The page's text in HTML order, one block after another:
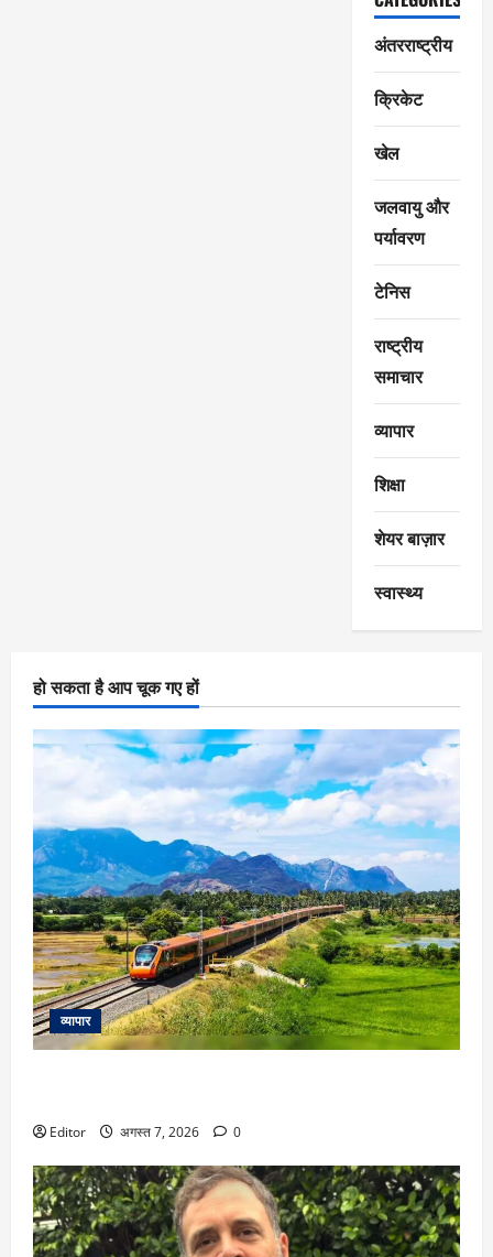
अंतरराष्ट्रीय
क्रिकेट
खेल
जलवायु और
पर्यावरण
टेनिस
राष्ट्रीय
समाचार
व्यापार
शिक्षा
शेयर बाज़ार
स्वास्थ्य
हो सकता है आप चूक गए हों
व्यापार
Editor अगस्त 7, 2026 0